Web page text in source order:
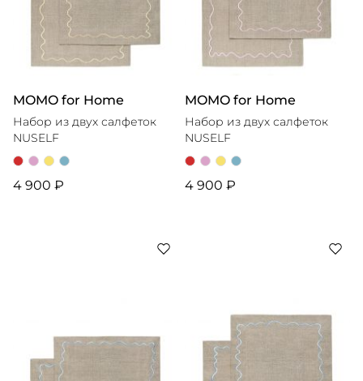
MOMO for Home
Набор из двух салфеток
NUSELF
4 900 ₽
MOMO for Home
Набор из двух салфеток
NUSELF
4 900 ₽